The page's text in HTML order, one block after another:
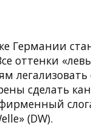
Германии
оттенки
сделать
(DW).